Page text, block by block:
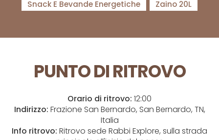
Snack E Bevande Energetiche
Zaino 20L
PUNTO DI RITROVO
Orario di ritrovo: 12:00
Indirizzo: Frazione San Bernardo, San Bernardo, TN,
Italia
Info ritrovo: Ritrovo sede Rabbi Explore, sulla strada